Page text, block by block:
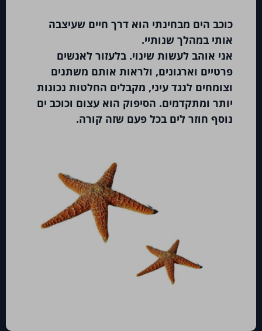
בתוצאות העסקיות ואז החברה תתפנה
לדון בפתרונות מורכבים ורחבים יותר לטווח
הבינוני והארוך.לעיתים ההטמעה תהיי
כרוכה בשינו תרבות ארגונית והגברת
המשמעת, על מנת להשריש תהליכים חדשים
וליישם בקרות ומדדים להצלחה.
כוכב הים מבחינתי הוא דרך חיים שעיצבה
אותי במהלך שנותיי.
אני אוהב לעשות שינוי. בלעזור לאנשים
פרטיים וארגונים, ולראות אותם משתנים
וצומחים לנגד עיני, מקבלים החלטות נכונות
יותר ומתקדמים. הסיפוק הוא עצום וכוכב ים
נוסף חוזר לים בכל פעם שזה קורה.